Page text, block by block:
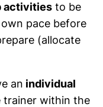
activities to be
pace before
(allocate
an individual
trainer within the